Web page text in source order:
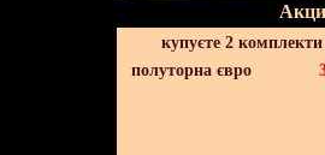
купуєте 2
полуторна євро